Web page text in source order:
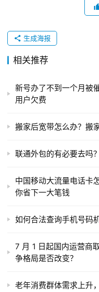
生成海报
相关推荐
新号办了不到一个月被
用户欠费
搬家后宽带怎么办？搬
联通外包的有必要去吗
中国移动大流量电话卡
你省下一大笔钱
如何合法查询手机号码
7 月 1 日起国内运营商
争格局是否改变？
老年消费群体需求上升